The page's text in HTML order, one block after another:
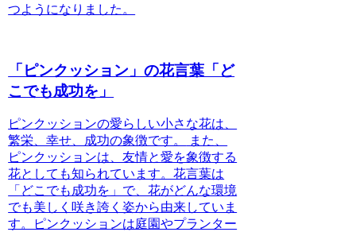
つようになりました。
「ピンクッション」の花言葉「ど
こでも成功を」
ピンクッションの愛らしい小さな花は、
繁栄、幸せ、成功の象徴です。
また、
ピンクッションは、友情と愛を象徴する
花としても知られています。花言葉は
「どこでも成功を」で、花がどんな環境
でも美しく咲き誇く姿から由来していま
す。ピンクッションは庭園やプランター